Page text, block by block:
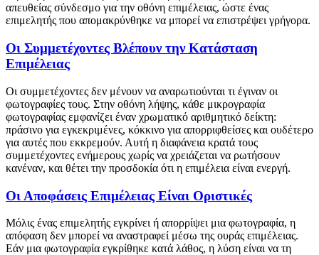
απευθείας σύνδεσμο για την οθόνη επιμέλειας, ώστε ένας
επιμελητής που απομακρύνθηκε να μπορεί να επιστρέψει γρήγορα.
Οι Συμμετέχοντες Βλέπουν την Κατάσταση
Επιμέλειας
Οι συμμετέχοντες δεν μένουν να αναρωτιούνται τι έγιναν οι
φωτογραφίες τους. Στην οθόνη λήψης, κάθε μικρογραφία
φωτογραφίας εμφανίζει έναν χρωματικό αριθμητικό δείκτη:
πράσινο για εγκεκριμένες, κόκκινο για απορριφθείσες και ουδέτερο
για αυτές που εκκρεμούν. Αυτή η διαφάνεια κρατά τους
συμμετέχοντες ενήμερους χωρίς να χρειάζεται να ρωτήσουν
κανέναν, και θέτει την προσδοκία ότι η επιμέλεια είναι ενεργή.
Οι Αποφάσεις Επιμέλειας Είναι Οριστικές
Μόλις ένας επιμελητής εγκρίνει ή απορρίψει μια φωτογραφία, η
απόφαση δεν μπορεί να αναστραφεί μέσω της ουράς επιμέλειας.
Εάν μια φωτογραφία εγκρίθηκε κατά λάθος, η λύση είναι να τη